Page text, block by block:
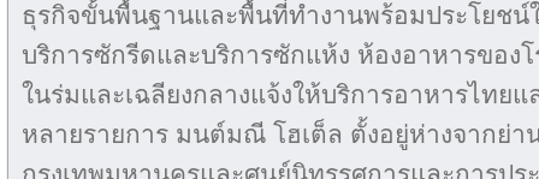
ธุรกิจขั้นพื้นฐานและพื้นที่ทำงานพร้อมประโยชน์
บริการซักรีดและบริการซักแห้ง ห้องอาหารของ
ในร่มและเฉลียงกลางแจ้งให้บริการอาหารไทย
หลายรายการ มนต์มณี โฮเต็ล ตั้งอยู่ห่างจากย่า